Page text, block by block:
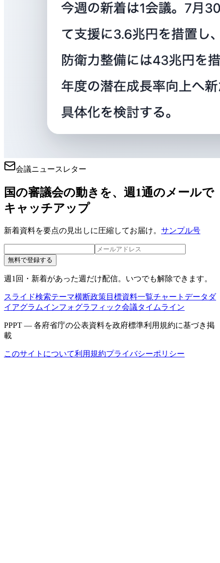
会議ニュースレター
国の審議会の動きを、週1通のメールで
キャッチアップ
新着資料を要点の見出しに圧縮してお届け。 サンプル号
無料で登録する
週1回・新着があった週だけ配信。いつでも解除できます。
スライド検索テーマ横断政策目標資料一覧チャートデータ ダ
イアグラムインフォグラフィック会議タイムライン
PPPT — 各府省庁の公表資料を政府標準利用規約に基づき掲
載
このサイトについて利用規約プライバシーポリシー